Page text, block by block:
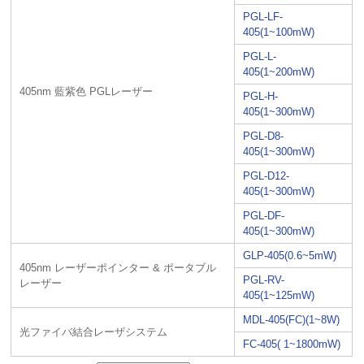
405nm 藍紫色 PGLレーザー
PGL-LF-
405(1~100mW)
PGL-L-
405(1~200mW)
PGL-H-
405(1~300mW)
PGL-D8-
405(1~300mW)
PGL-D12-
405(1~300mW)
PGL-DF-
405(1~300mW)
405nm レーザーポインター & ポータブル
レーザー
GLP-405(0.6~5mW)
PGL-RV-
405(1~125mW)
光ファイバ結合レーザシステム
MDL-405(FC)(1~8W)
FC-405( 1~1800mW)